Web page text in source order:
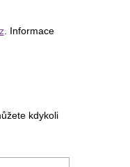
. Informace
kdykoli